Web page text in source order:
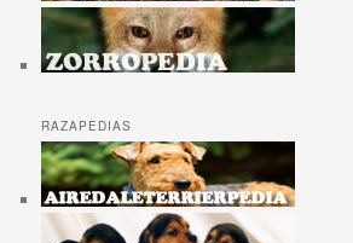
RAZAPEDIAS